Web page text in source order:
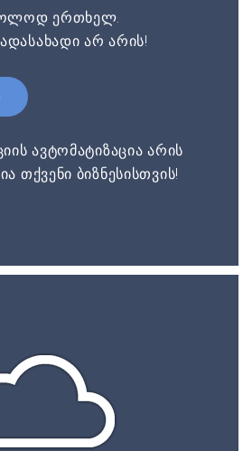
ერთხელ.
არ არის!
ავტომატიზაცია არის
თქვენი ბიზნესისთვის!